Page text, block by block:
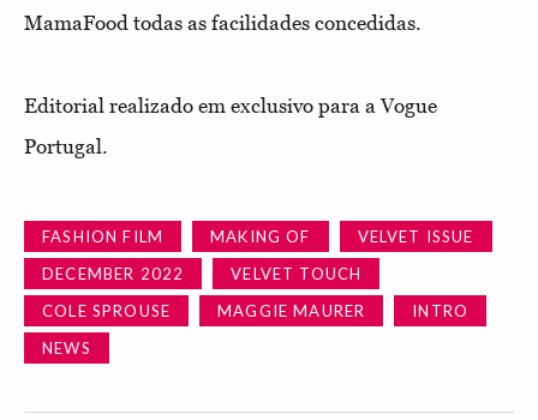
MamaFood todas as facilidades concedidas.
Editorial realizado em exclusivo para a Vogue
Portugal.
FASHION FILM MAKING OF
VELVET ISSUE
DECEMBER 2022
VELVET TOUCH
COLE SPROUSE
MAGGIE MAURER
INTRO
NEWS